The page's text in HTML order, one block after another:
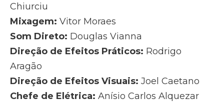
Chiurciu
Mixagem: Vitor Moraes
Som Direto: Douglas Vianna
Direção de Efeitos Práticos: Rodrigo
Aragão
Direção de Efeitos Visuais: Joel Caetano
Chefe de Elétrica: Anísio Carlos Alquezar